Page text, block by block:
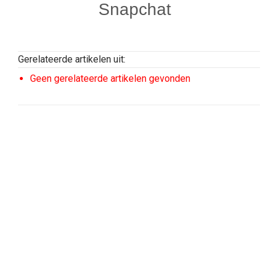
Snapchat
Gerelateerde artikelen uit:
Geen gerelateerde artikelen gevonden